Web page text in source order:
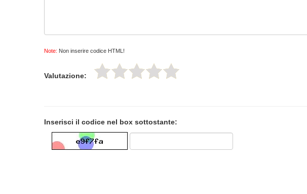
Note: Non inserire codice HTML!
Valutazione:
Inserisci il codice nel box sottostante: